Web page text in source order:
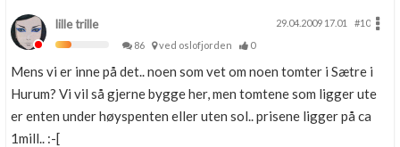
lille trille 29.04.2009 17.01
#10
86
ved oslofjorden 0
Mens vi er inne på det.. noen som vet om noen tomter i Sætre i
Hurum? Vi vil så gjerne bygge her, men tomtene som ligger ute
er enten under høyspenten eller uten sol.. prisene ligger på ca
1mill.. :-[